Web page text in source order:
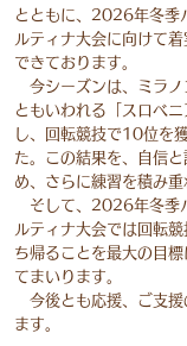
とともに、2026年冬季
ルティナ大会に向けて
できております。
今シーズンは、ミラノ
ともいわれる「スロベ
し、回転競技で10位を
た。この結果を、自信
め、さらに練習を積み重
そして、2026年冬季
ルティナ大会では回転
ち帰ることを最大の目
てまいります。
今後とも応援、ご支援
ます。